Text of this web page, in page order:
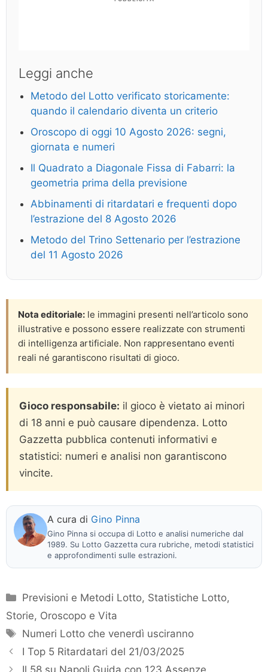
Leggi anche
Metodo del Lotto verificato storicamente:
quando il calendario diventa un criterio
Oroscopo di oggi 10 Agosto 2026: segni,
giornata e numeri
Il Quadrato a Diagonale Fissa di Fabarri: la
geometria prima della previsione
Abbinamenti di ritardatari e frequenti dopo
l’estrazione del 8 Agosto 2026
Metodo del Trino Settenario per l’estrazione
del 11 Agosto 2026
Nota editoriale: le immagini presenti nell’articolo sono
illustrative e possono essere realizzate con strumenti
di intelligenza artificiale. Non rappresentano eventi
reali né garantiscono risultati di gioco.
Gioco responsabile: il gioco è vietato ai minori
di 18 anni e può causare dipendenza. Lotto
Gazzetta pubblica contenuti informativi e
statistici: numeri e analisi non garantiscono
vincite.
A cura di Gino Pinna
Gino Pinna si occupa di Lotto e analisi numeriche dal
1989. Su Lotto Gazzetta cura rubriche, metodi statistici
e approfondimenti sulle estrazioni.
Categorie
Previsioni e Metodi Lotto, Statistiche Lotto,
Storie, Oroscopo e Vita
Tag
Numeri Lotto che venerdì usciranno
I Top 5 Ritardatari del 21/03/2025
Il 58 su Napoli Guida con 123 Assenze